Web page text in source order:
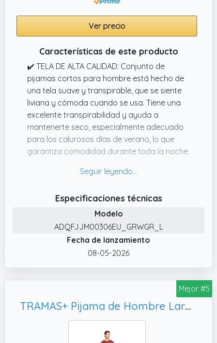
padres, maridos, hermanos o amigos
cercanos para fortalecer la relación mutua.
✔️ Instrucciones de tamaño y cuidado: Apto
se recomienda lavar con colores similares, a
una temperatura máxima de 40°C. Los
pijamas cortos para hombre de Uniexcosm
están disponibles en tallas M a 3XL, para que
cada cliente pueda encontrar la talla
adecuada.
Ver precio
Características de este producto
✔️ TELA DE ALTA CALIDAD: Conjunto de
pijamas cortos para hombre está hecho de
una tela suave y transpirable, que se siente
liviana y cómoda cuando se usa. Tiene una
excelente transpirabilidad y ayuda a
mantenerte seco, especialmente adecuado
para los calurosos días de verano, lo que
garantiza comodidad durante toda la noche.
Hombre Algodón está disponible en una
neutros clásicos hasta vivos tonos
veraniegos, para adaptarse a cada
preferencia y estilo. Ya sea que estés
descansando en casa o viajando, estos
pijamas ofrecen un estilo simple pero
CUIDADO FÁCIL: Pijamas Hombre Corto Los
tamaños varían de 3 a 3XL, adecuados para
hombres de todo tipo de cuerpo, lo que
tamaño correcto. Los pijamas se pueden
Especificaciones técnicas
Modelo
ADQFJJM00306EU_GRWGR_L
Fecha de lanzamiento
08-05-2026
Mejor #5
TRAMAS+ Pijama de Hombre Largo, Cuadro Michael